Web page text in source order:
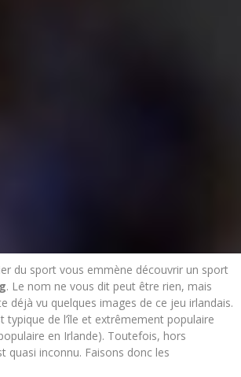
du sport vous emmène découvrir un sport
. Le nom ne vous dit peut être rien, mais
déjà vu quelques images de ce jeu irlandais.
typique de l’île et extrêmement populaire
en Irlande). Toutefois, hors
quasi inconnu. Faisons donc les